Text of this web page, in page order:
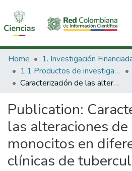
Communities & Collections
All of DSpace
Home
1.1 Productos de investigación
Caracterización de las alteraciones de los monocitos en diferentes formas clínicas de tuberculosis
Publication:
las alteraciones
monocitos en
clínicas de